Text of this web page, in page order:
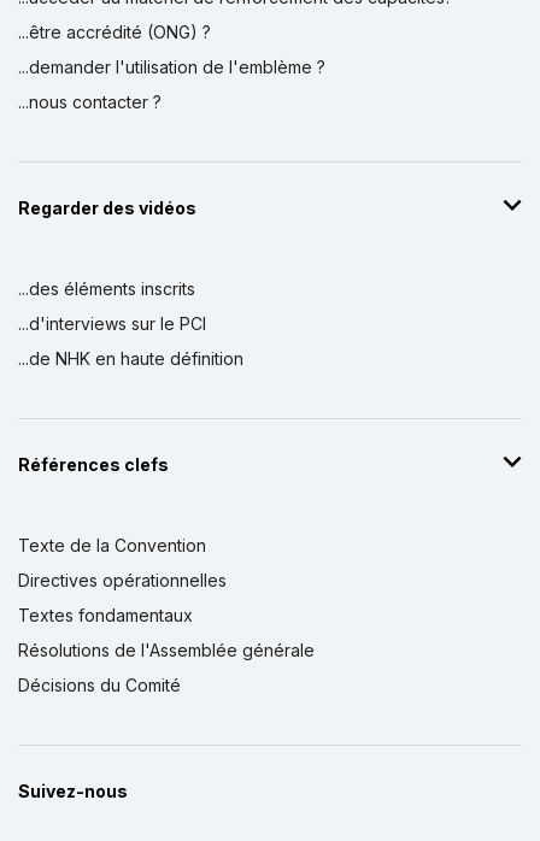
...être accrédité (ONG) ?
...demander l'utilisation de l'emblème ?
...nous contacter ?
Regarder des vidéos
...des éléments inscrits
...d'interviews sur le PCI
...de NHK en haute définition
Références clefs
Texte de la Convention
Directives opérationnelles
Textes fondamentaux
Résolutions de l'Assemblée générale
Décisions du Comité
Suivez-nous